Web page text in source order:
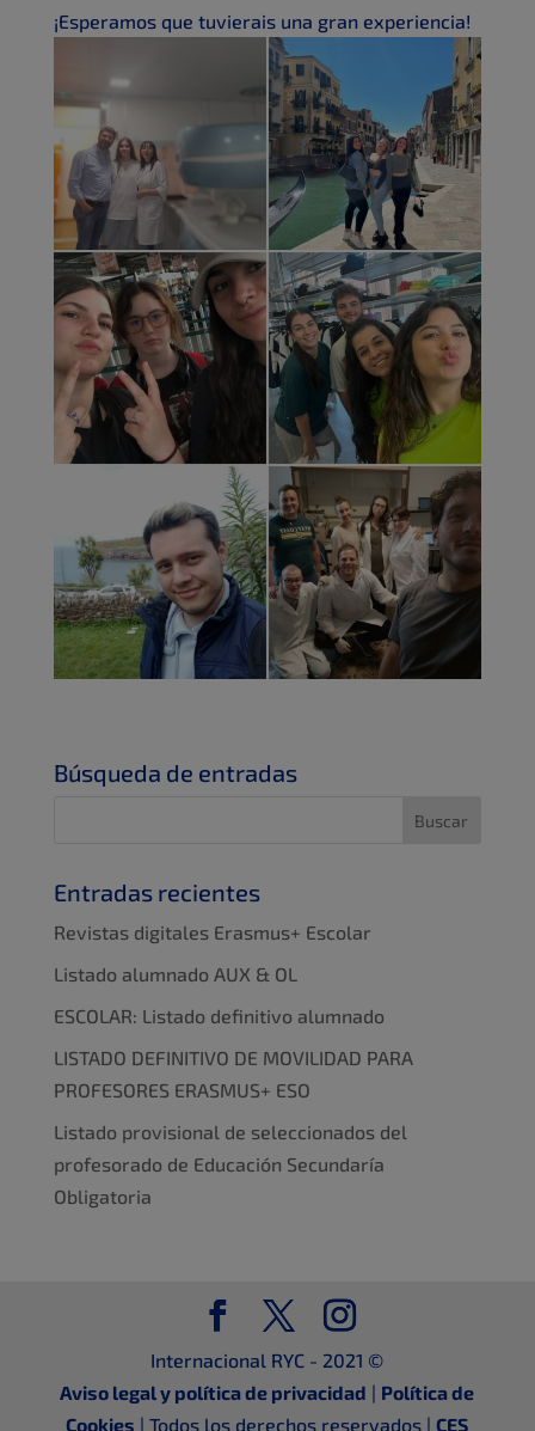
¡Esperamos que tuvierais una gran experiencia!
Búsqueda de entradas
Entradas recientes
Revistas digitales Erasmus+ Escolar
Listado alumnado AUX & OL
ESCOLAR: Listado definitivo alumnado
LISTADO DEFINITIVO DE MOVILIDAD PARA
PROFESORES ERASMUS+ ESO
Listado provisional de seleccionados del
profesorado de Educación Secundaría
Obligatoria
Internacional RYC - 2021 ©
Aviso legal y política de privacidad | Política de
Cookies | Todos los derechos reservados |CES